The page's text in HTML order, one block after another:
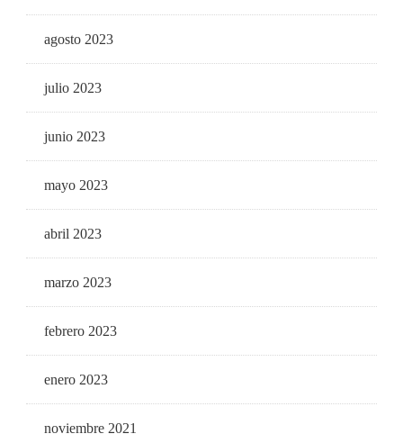
agosto 2023
julio 2023
junio 2023
mayo 2023
abril 2023
marzo 2023
febrero 2023
enero 2023
noviembre 2021